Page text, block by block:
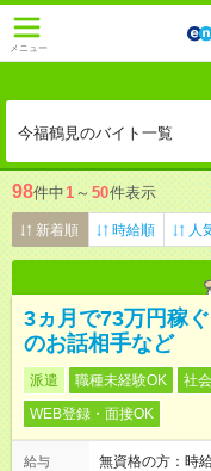
メニュー
今福鶴見のバイト一覧
98件中1 ～ 50件表示
新着順 時給順 人
3ヵ月で73万円稼
のお話相手など
派遣 職種未経験OK 社
WEB登録・面接OK
給与
無資格の方：時